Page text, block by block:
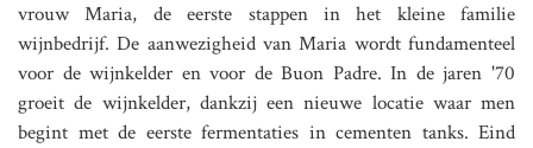
vrouw Maria, de eerste stappen in het kleine familie
wijnbedrijf. De aanwezigheid van Maria wordt fundamenteel
voor de wijnkelder en voor de Buon Padre. In de jaren '70
groeit de wijnkelder, dankzij een nieuwe locatie waar men
begint met de eerste fermentaties in cementen tanks. Eind